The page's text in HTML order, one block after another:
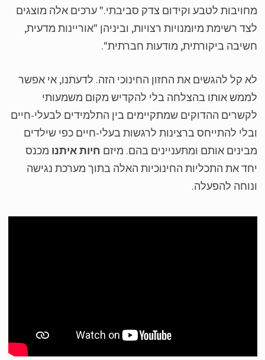
לטבע וקידום צדק סביבתי." ערכים אלה מוצגים
רשימת מיומנויות רצויות, וביניהן "אוריינות מדעית,
ביקורתית, מודעות חברתית".
קל להגשים את החזון החינוכי הזה. לדעתנו, אי אפשר
אותו בהצלחה בלי להקדיש מקום משמעותי
ההדוקים שמתקיימים בין התלמידים לבעלי-חיים
להתייחס ברצינות לרגשות בעלי-חיים כפי שילדים
אותם ומתעניינים בהם. מיזםחיות איתנומכנס
את התכליות החינוכיות האלה בתוך מערכת נגישה
להפעלה.